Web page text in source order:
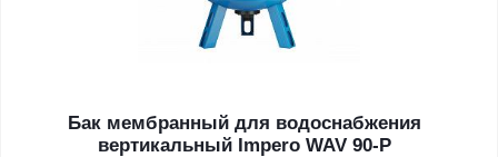
Бак мембранный для водоснабжения
вертикальный Impero WAV 90-P